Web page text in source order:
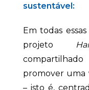
sustentável:
Em todas
projeto
promover uma
– isto é,